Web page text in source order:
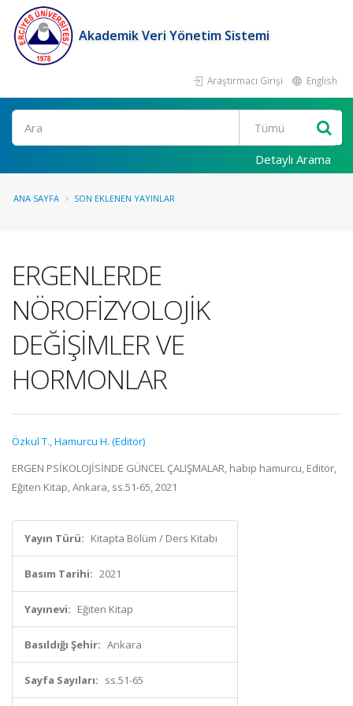
Akademik Veri Yönetim Sistemi
Araştırmacı Girişi English
Ara
Detaylı Arama
ANA SAYFA SON EKLENEN YAYINLAR
ERGENLERDE
NÖROFİZYOLOJİK
DEĞİŞİMLER VE
HORMONLAR
Özkul T.,Hamurcu H. (Editör)
ERGEN PSİKOLOJİSİNDE GÜNCEL ÇALIŞMALAR, habip hamurcu, Editör,
Eğiten Kitap, Ankara, ss.51-65, 2021
Yayın Türü: Kitapta Bölüm / Ders Kitabı
Basım Tarihi: 2021
Yayınevi: Eğiten Kitap
Basıldığı Şehir: Ankara
Sayfa Sayıları: ss.51-65